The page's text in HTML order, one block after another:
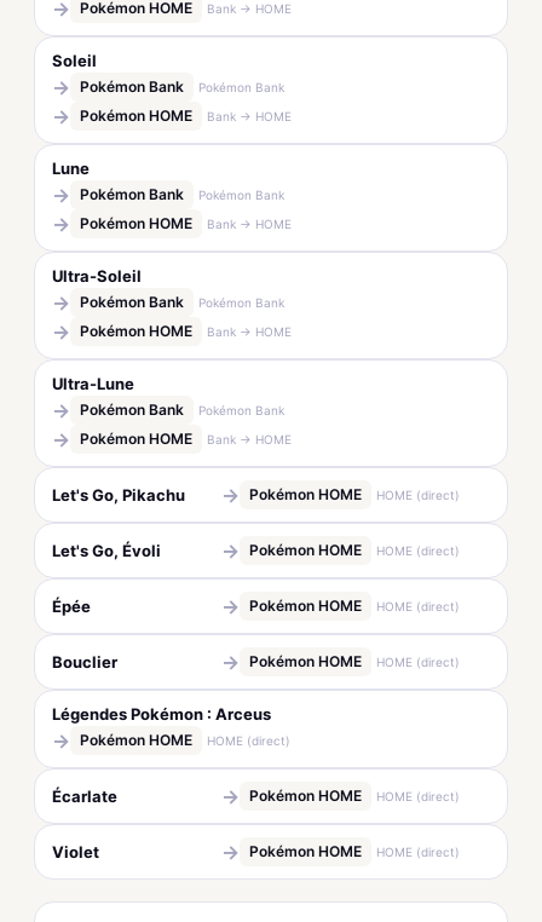
→ Pokémon HOME Bank → HOME
Soleil
→ Pokémon Bank Pokémon Bank
→ Pokémon HOME Bank → HOME
Lune
→ Pokémon Bank Pokémon Bank
→ Pokémon HOME Bank → HOME
Ultra-Soleil
→ Pokémon Bank Pokémon Bank
→ Pokémon HOME Bank → HOME
Ultra-Lune
→ Pokémon Bank Pokémon Bank
→ Pokémon HOME Bank → HOME
Let's Go, Pikachu → Pokémon HOME HOME (direct)
Let's Go, Évoli → Pokémon HOME HOME (direct)
Épée → Pokémon HOME HOME (direct)
Bouclier → Pokémon HOME HOME (direct)
Légendes Pokémon : Arceus
→ Pokémon HOME HOME (direct)
Écarlate → Pokémon HOME HOME (direct)
Violet → Pokémon HOME HOME (direct)